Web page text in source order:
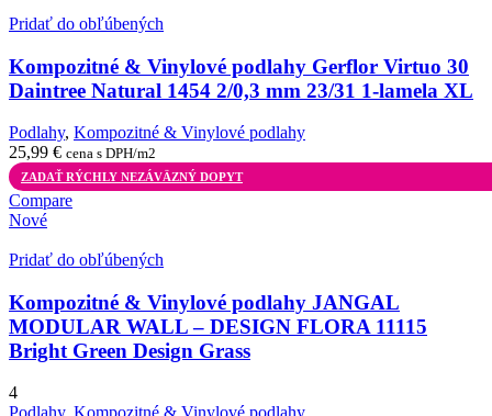
Pridať do obľúbených
Kompozitné & Vinylové podlahy Gerflor Virtuo 30
Daintree Natural 1454 2/0,3 mm 23/31 1-lamela XL
Podlahy, Kompozitné & Vinylové podlahy
25,99 € cena s DPH/m2
ZADAŤ RÝCHLY NEZÁVÄZNÝ DOPYT
Compare
Nové
Pridať do obľúbených
Kompozitné & Vinylové podlahy JANGAL
MODULAR WALL – DESIGN FLORA 11115
Bright Green Design Grass
4